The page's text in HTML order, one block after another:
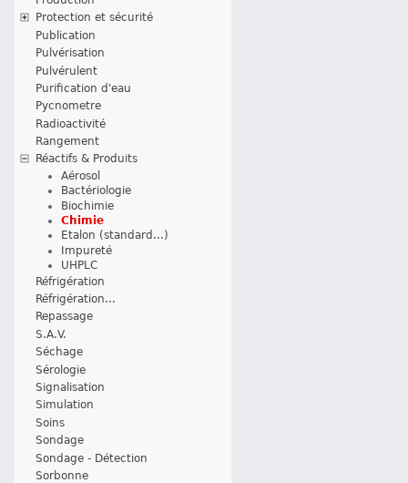
Protection et sécurité
Publication
Pulvérisation
Pulvérulent
Purification d'eau
Pycnometre
Radioactivité
Rangement
Réactifs & Produits
Aérosol
Bactériologie
Biochimie
Chimie
Etalon (standard...)
Impureté
UHPLC
Réfrigération
Réfrigération...
Repassage
S.A.V.
Séchage
Sérologie
Signalisation
Simulation
Soins
Sondage
Sondage - Détection
Sorbonne